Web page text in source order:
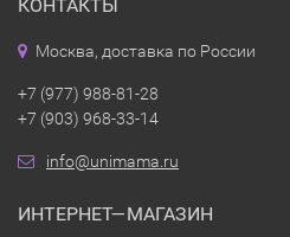
КОНТАКТЫ
Москва, доставка по России
+7 (977) 988-81-28
+7 (903) 968-33-14
info@unimama.ru
ИНТЕРНЕТ—МАГАЗИН